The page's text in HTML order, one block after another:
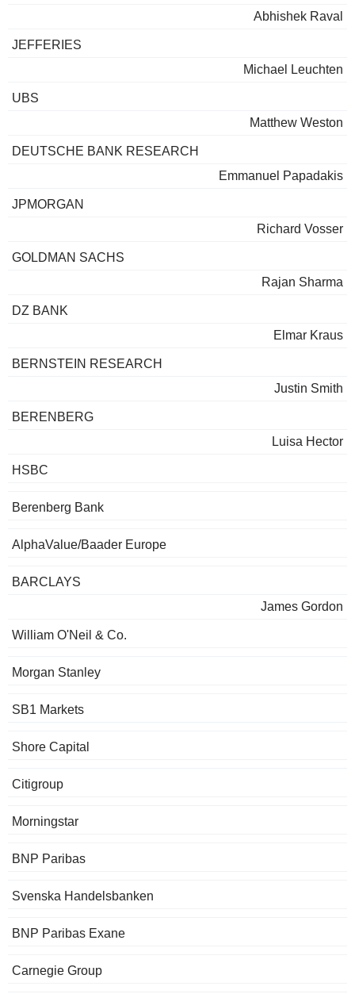
Abhishek Raval
JEFFERIES
Michael Leuchten
UBS
Matthew Weston
DEUTSCHE BANK RESEARCH
Emmanuel Papadakis
JPMORGAN
Richard Vosser
GOLDMAN SACHS
Rajan Sharma
DZ BANK
Elmar Kraus
BERNSTEIN RESEARCH
Justin Smith
BERENBERG
Luisa Hector
HSBC
Berenberg Bank
AlphaValue/Baader Europe
BARCLAYS
James Gordon
William O'Neil & Co.
Morgan Stanley
SB1 Markets
Shore Capital
Citigroup
Morningstar
BNP Paribas
Svenska Handelsbanken
BNP Paribas Exane
Carnegie Group